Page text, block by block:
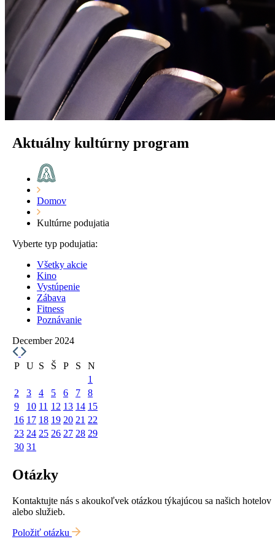
Aktuálny kultúrny program
Domov
Kultúrne podujatia
Vyberte typ podujatia:
Všetky akcie
Kino
Vystúpenie
Zábava
Fitness
Poznávanie
December 2024
P U S Š P S
N
1
2
3 4 5 6 7
8
9
10 11 12 13 14 15
16 17 18 19 20 21 22
23 24 25 26 27 28 29
30 31
Otázky
Kontaktujte nás s akoukoľvek otázkou týkajúcou sa našich hotelov
alebo služieb.
Položiť otázku